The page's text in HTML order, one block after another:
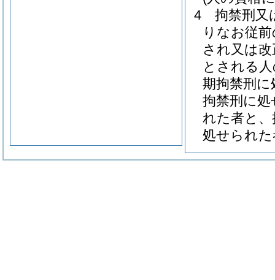
4
拘禁刑又
りなお従
され又は
とされる
期拘禁刑
拘禁刑に
れた者と
処せられ